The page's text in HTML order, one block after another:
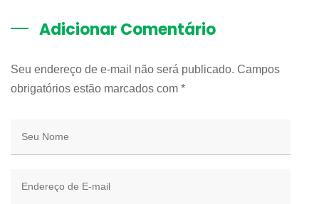
Adicionar Comentário
Seu endereço de e-mail não será publicado. Campos
obrigatórios estão marcados com *